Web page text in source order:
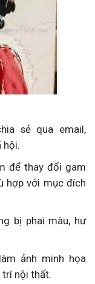
sẻ qua email,
hội.
để thay đổi gam
hợp với mục đích
bị phai màu, hư
ảnh minh họa
trí nội thất.